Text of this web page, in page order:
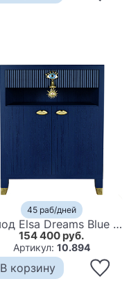
45 раб/дней
Комод Elsa Dreams Blue Двухстворчатый
154 400 руб.
Артикул: 10.894
В корзину